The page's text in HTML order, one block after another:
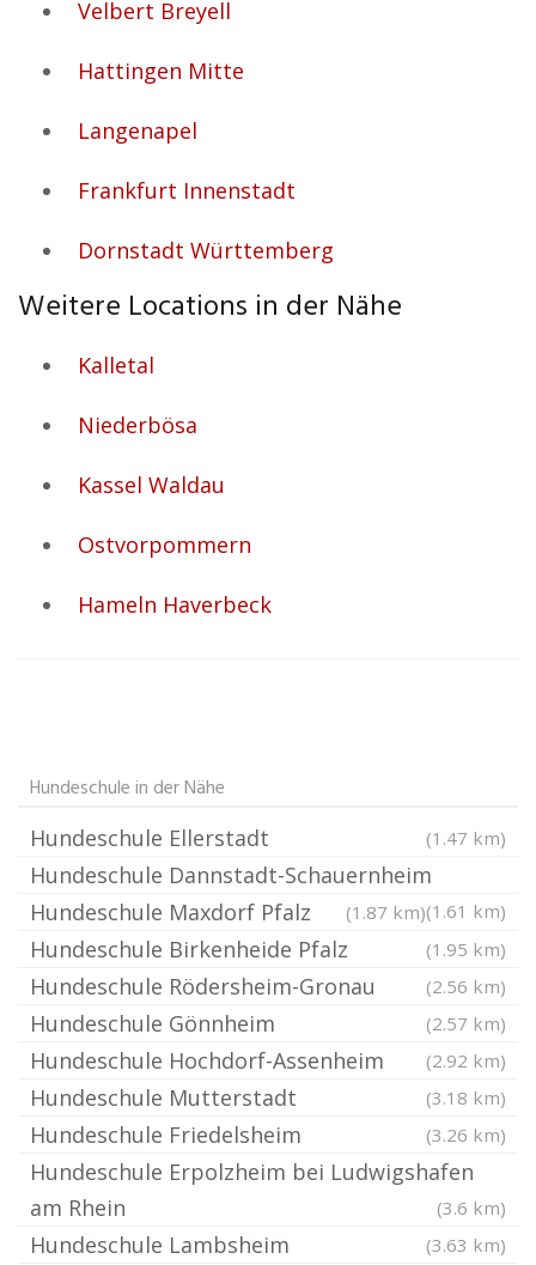
Velbert Breyell
Hattingen Mitte
Langenapel
Frankfurt Innenstadt
Dornstadt Württemberg
Weitere Locations in der Nähe
Kalletal
Niederbösa
Kassel Waldau
Ostvorpommern
Hameln Haverbeck
Hundeschule in der Nähe
Hundeschule Ellerstadt (1.47 km)
Hundeschule Dannstadt-Schauernheim
(1.61 km)
Hundeschule Maxdorf Pfalz (1.87 km)
Hundeschule Birkenheide Pfalz (1.95 km)
Hundeschule Rödersheim-Gronau (2.56 km)
Hundeschule Gönnheim (2.57 km)
Hundeschule Hochdorf-Assenheim (2.92 km)
Hundeschule Mutterstadt (3.18 km)
Hundeschule Friedelsheim (3.26 km)
Hundeschule Erpolzheim bei Ludwigshafen
am Rhein
(3.6 km)
Hundeschule Lambsheim (3.63 km)